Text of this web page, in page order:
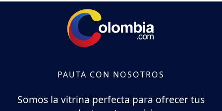
PAUTA CON NOSOTROS
Somos la vitrina perfecta para ofrecer tus